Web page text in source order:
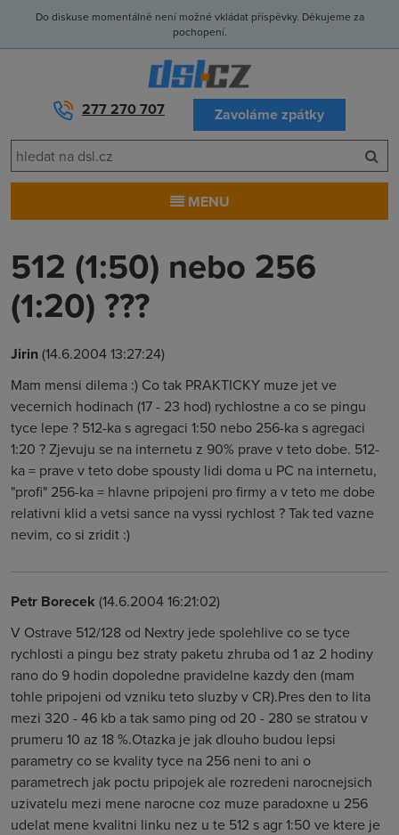
Do diskuse momentálně není možné vkládat příspěvky. Děkujeme za
pochopení.
277 270 707 Zavoláme zpátky
MENU
512 (1:50) nebo 256
(1:20) ???
Jirin(14.6.2004 13:27:24)
Mam mensi dilema :) Co tak PRAKTICKY muze jet ve
vecernich hodinach (17 - 23 hod) rychlostne a co se pingu
tyce lepe ? 512-ka s agregaci 1:50 nebo 256-ka s agregaci
1:20 ? Zjevuju se na internetu z 90% prave v teto dobe. 512-
ka = prave v teto dobe spousty lidi doma u PC na internetu,
"profi" 256-ka = hlavne pripojeni pro firmy a v teto me dobe
relativni klid a vetsi sance na vyssi rychlost ? Tak ted vazne
nevim, co si zridit :)
Petr Borecek (14.6.2004 16:21:02)
V Ostrave 512/128 od Nextry jede spolehlive co se tyce
rychlosti a pingu bez straty paketu zhruba od 1 az 2 hodiny
rano do 9 hodin dopoledne pravidelne kazdy den (mam
tohle pripojeni od vzniku teto sluzby v CR).Pres den to lita
mezi 320 - 46 kb a tak samo ping od 20 - 280 se stratou v
prumeru 10 az 18 %.Otazka je jak dlouho budou lepsi
parametry co se kvality tyce na 256 neni to ani o
parametrech jak poctu pripojek ale rozredeni narocnejsich
uzivatelu mezi mene narocne coz muze paradoxne u 256
udelat mene kvalitni linku nez u te 512 s agr 1:50 ve ktere je